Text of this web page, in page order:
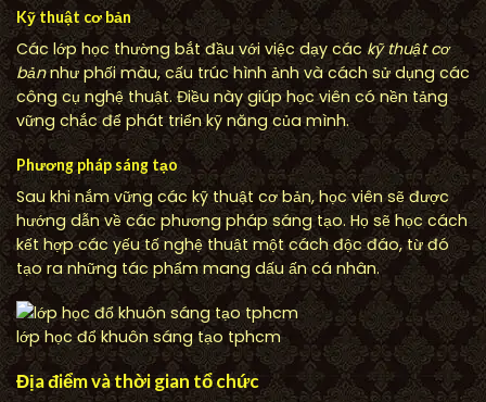
Kỹ thuật cơ bản
Các lớp học thường bắt đầu với việc dạy cáckỹ thuật cơ
bảnnhư phối màu, cấu trúc hình ảnh và cách sử dụng các
công cụ nghệ thuật. Điều này giúp học viên có nền tảng
vững chắc để phát triển kỹ năng của mình.
Phương pháp sáng tạo
Sau khi nắm vững các kỹ thuật cơ bản, học viên sẽ được
hướng dẫn về các phương pháp sáng tạo. Họ sẽ học cách
kết hợp các yếu tố nghệ thuật một cách độc đáo, từ đó
tạo ra những tác phẩm mang dấu ấn cá nhân.
lớp học đổ khuôn sáng tạo tphcm
Địa điểm và thời gian tổ chức